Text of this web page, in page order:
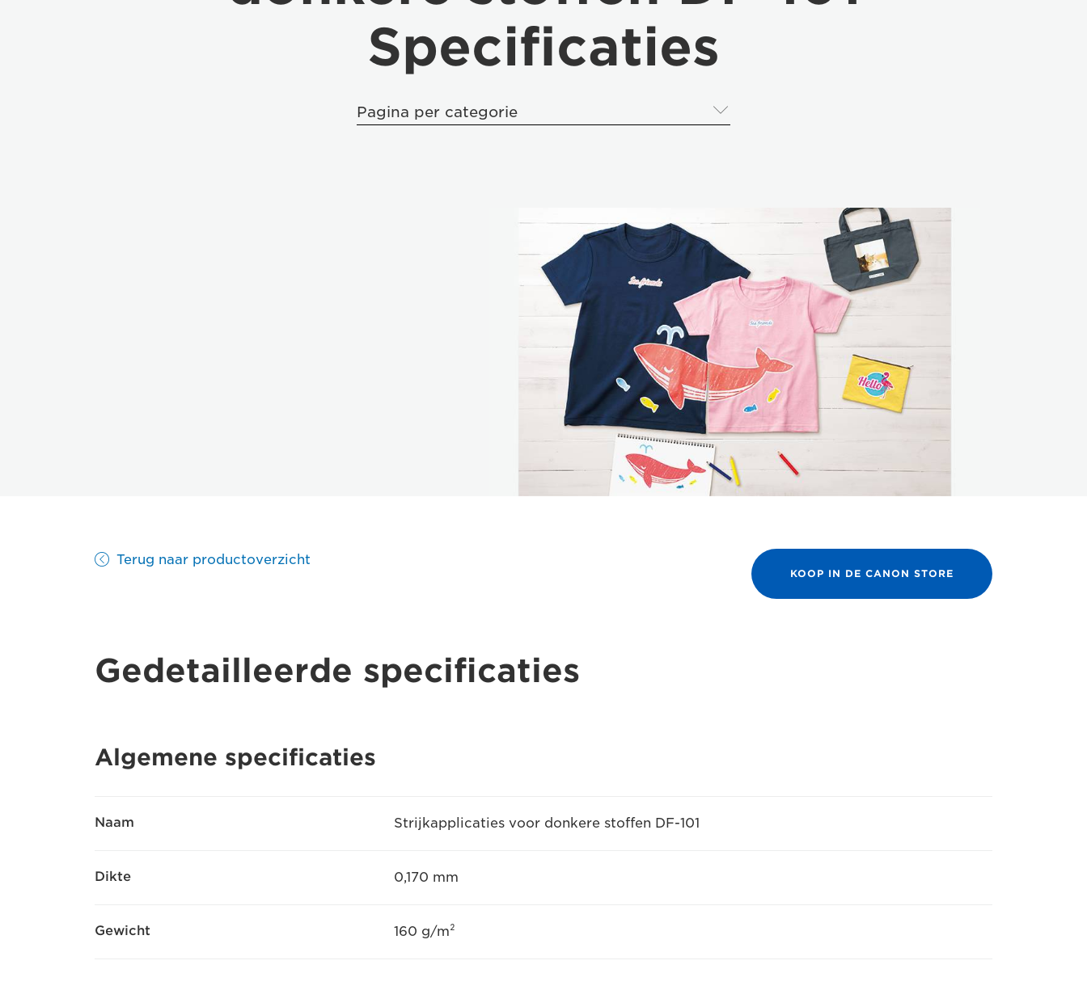
Specificaties
Pagina per categorie
Terug naar productoverzicht
KOOP IN DE CANON STORE
Gedetailleerde specificaties
Algemene specificaties
Naam Strijkapplicaties voor donkere stoffen DF-101
Dikte 0,170 mm
Gewicht 160 g/m²